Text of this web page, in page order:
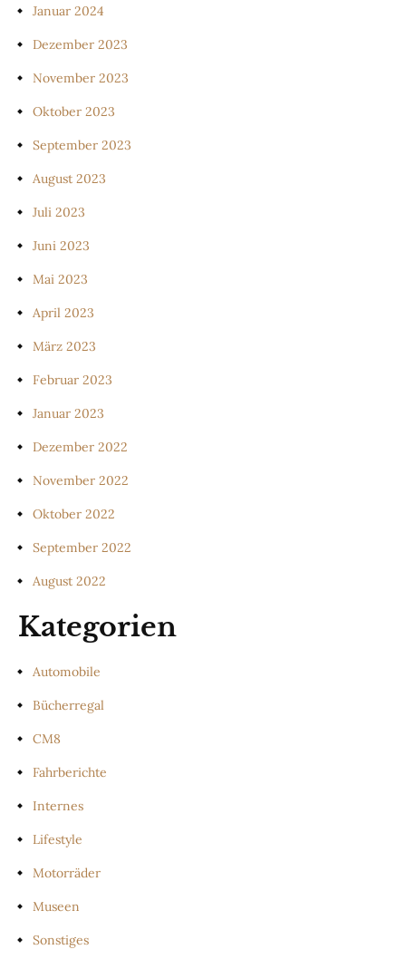
Januar 2024
Dezember 2023
November 2023
Oktober 2023
September 2023
August 2023
Juli 2023
Juni 2023
Mai 2023
April 2023
März 2023
Februar 2023
Januar 2023
Dezember 2022
November 2022
Oktober 2022
September 2022
August 2022
Kategorien
Automobile
Bücherregal
CM8
Fahrberichte
Internes
Lifestyle
Motorräder
Museen
Sonstiges